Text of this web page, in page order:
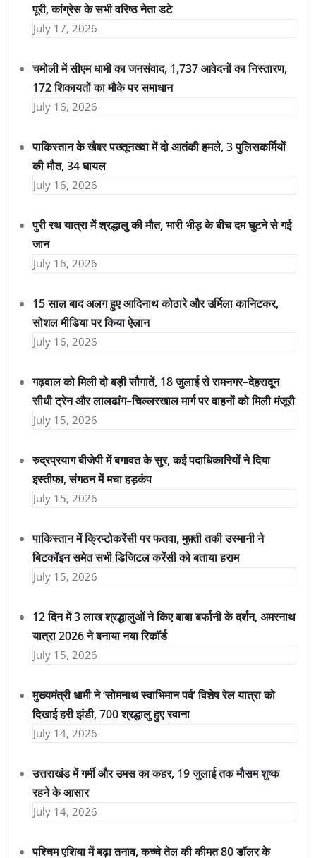
पूरी, कांग्रेस के सभी वरिष्ठ नेता डटे
July 17, 2026
चमोली में सीएम धामी का जनसंवाद, 1,737 आवेदनों का निस्तारण,
172 शिकायतों का मौके पर समाधान
July 16, 2026
पाकिस्तान के खैबर पख्तूनख्वा में दो आतंकी हमले, 3 पुलिसकर्मियों
की मौत, 34 घायल
July 16, 2026
पुरी रथ यात्रा में श्रद्धालु की मौत, भारी भीड़ के बीच दम घुटने से गई
जान
July 16, 2026
15 साल बाद अलग हुए आदिनाथ कोठारे और उर्मिला कानिटकर,
सोशल मीडिया पर किया ऐलान
July 16, 2026
गढ़वाल को मिली दो बड़ी सौगातें, 18 जुलाई से रामनगर–देहरादून
सीधी ट्रेन और लालढांग–चिल्लरखाल मार्ग पर वाहनों को मिली मंजूरी
July 15, 2026
रुद्रप्रयाग बीजेपी में बगावत के सुर, कई पदाधिकारियों ने दिया
इस्तीफा, संगठन में मचा हड़कंप
July 15, 2026
पाकिस्तान में क्रिप्टोकरेंसी पर फतवा, मुफ़्ती तकी उस्मानी ने
बिटकॉइन समेत सभी डिजिटल करेंसी को बताया हराम
July 15, 2026
12 दिन में 3 लाख श्रद्धालुओं ने किए बाबा बर्फानी के दर्शन, अमरनाथ
यात्रा 2026 ने बनाया नया रिकॉर्ड
July 15, 2026
मुख्यमंत्री धामी ने ‘सोमनाथ स्वाभिमान पर्व’ विशेष रेल यात्रा को
दिखाई हरी झंडी, 700 श्रद्धालु हुए रवाना
July 14, 2026
उत्तराखंड में गर्मी और उमस का कहर, 19 जुलाई तक मौसम शुष्क
रहने के आसार
July 14, 2026
पश्चिम एशिया में बढ़ा तनाव, कच्चे तेल की कीमत 80 डॉलर के